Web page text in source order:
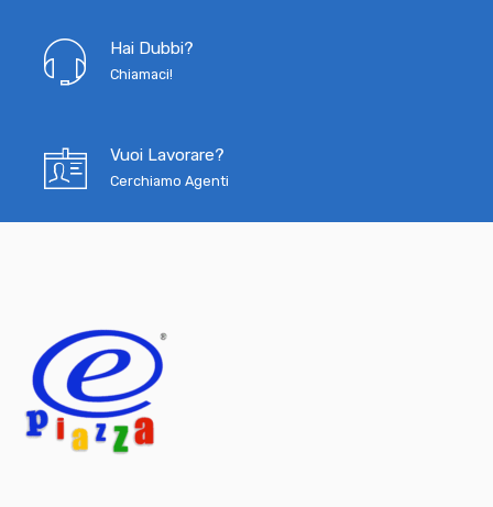
Hai Dubbi?
Chiamaci!
Vuoi Lavorare?
Cerchiamo Agenti